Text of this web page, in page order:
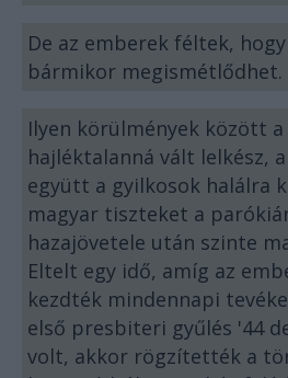
De az emberek féltek,
bármikor megismétlődhet.
Ilyen körülmények között
hajléktalanná vált lelkész,
együtt a gyilkosok halálra
magyar tiszteket a
hazajövetele után szinte
Eltelt egy idő, amíg az
kezdték mindennapi
első presbiteri gyűlés '44
volt, akkor rögzítették a